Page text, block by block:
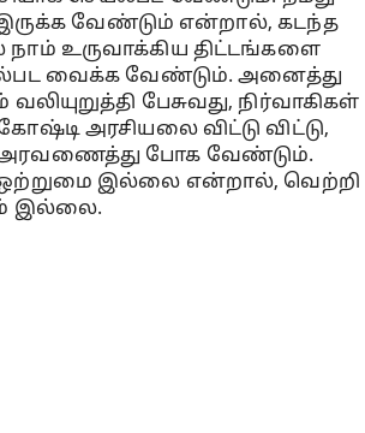
இருக்க வேண்டும் என்றால், கடந்த
உருவாக்கிய திட்டங்களை
வைக்க வேண்டும். அனைத்து
வலியுறுத்தி பேசுவது, நிர்வாகிகள்
அரசியலை விட்டு விட்டு,
போக வேண்டும்.
இல்லை என்றால், வெற்றி
இல்லை.